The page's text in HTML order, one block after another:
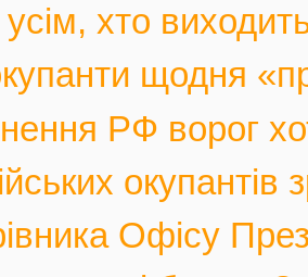
хто
щодня
РФ ворог
Офісу